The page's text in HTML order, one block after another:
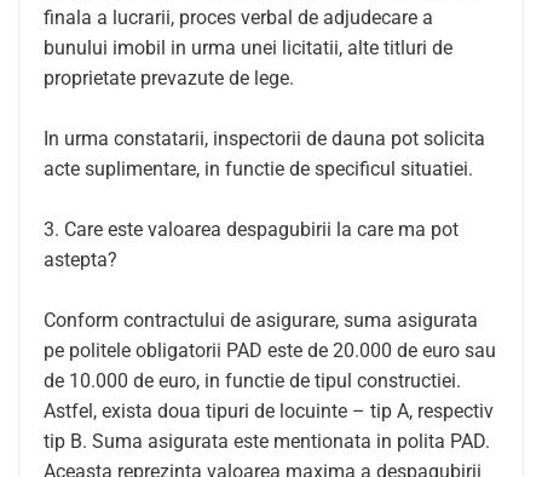
finala a lucrarii, proces verbal de adjudecare a
bunului imobil in urma unei licitatii, alte titluri de
proprietate prevazute de lege.
In urma constatarii, inspectorii de dauna pot solicita
acte suplimentare, in functie de specificul situatiei.
3. Care este valoarea despagubirii la care ma pot
astepta?
Conform contractului de asigurare, suma asigurata
pe politele obligatorii PAD este de 20.000 de euro sau
de 10.000 de euro, in functie de tipul constructiei.
Astfel, exista doua tipuri de locuinte – tip A, respectiv
tip B. Suma asigurata este mentionata in polita PAD.
Aceasta reprezinta valoarea maxima a despagubirii